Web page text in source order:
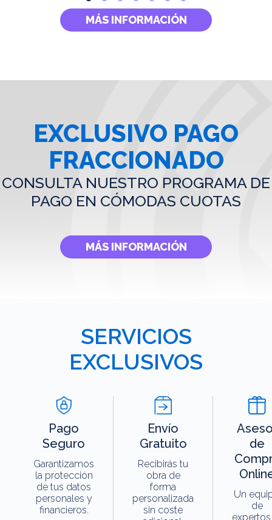
MÁS INFORMACIÓN
EXCLUSIVO PAGO
FRACCIONADO
CONSULTA NUESTRO PROGRAMA DE
PAGO EN CÓMODAS CUOTAS
MÁS INFORMACIÓN
SERVICIOS
EXCLUSIVOS
Pago
Seguro
Garantizamos
la protección
de tus datos
personales y
financieros.
Envío
Gratuito
Recibirás tu
obra de
forma
personalizada
sin coste
de
Un
de